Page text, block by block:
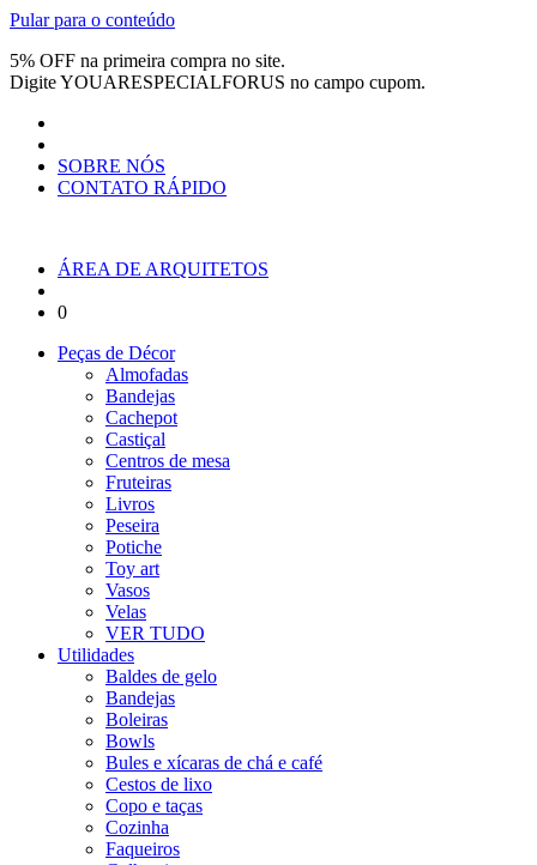
Pular para o conteúdo
5% OFF na primeira compra no site.
DigiteYOUARESPECIALFORUS no campo cupom.
SOBRE NÓS
CONTATO RÁPIDO
ÁREA DE ARQUITETOS
0
Peças de Décor
Almofadas
Bandejas
Cachepot
Castiçal
Centros de mesa
Fruteiras
Livros
Peseira
Potiche
Toy art
Vasos
Velas
VER TUDO
Utilidades
Baldes de gelo
Bandejas
Boleiras
Bowls
Bules e xícaras de chá e café
Cestos de lixo
Copo e taças
Cozinha
Faqueiros